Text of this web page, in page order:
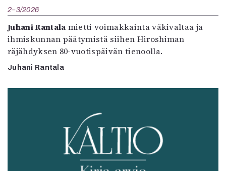
2–3/2026
Juhani Rantala mietti voimakkainta väkivaltaa ja
ihmiskunnan päätymistä siihen Hiroshiman
räjähdyksen 80-vuotispäivän tienoolla.
Juhani Rantala